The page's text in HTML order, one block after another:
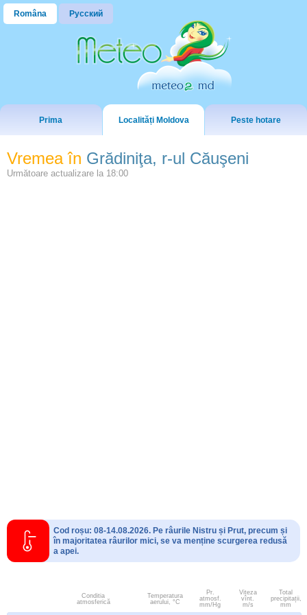
Româna Русский
Prima Localități Moldova Peste hotare
Vremea în Grădiniţa, r-ul Căuşeni
Următoare actualizare la 18:00
Cod roșu: 08-14.08.2026. Pe râurile Nistru și Prut, precum și
în majoritatea râurilor mici, se va menține scurgerea redusă
a apei.
Conditia
atmosferică
Temperatura
aerului, °C
Pr.
atmosf.
mm/Hg
Viteza
vînt.
m/s
Total
precipitații,
mm